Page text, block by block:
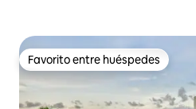
Favorito entre huéspedes
Favorito entre huéspedes